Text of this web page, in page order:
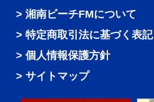
湘南ビーチFMについて
特定商取引法に基づく表記
個人情報保護方針
サイトマップ